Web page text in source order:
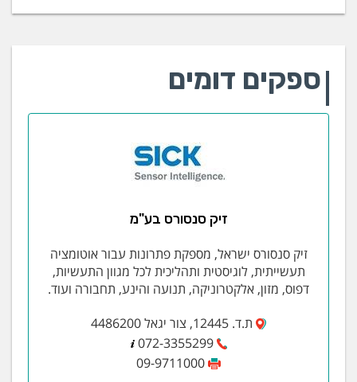
ספקים דומים
זיק סנסורס בע"מ
זיק סנסורס ישראל, מספקת פתרונות עבור אוטומציה
תעשייתית, לוגיסטית ותהליכית לכל מגוון התעשיות,
דפוס, מזון, אלקטרוניקה, תנועה והינע, תחבורה ועוד.
ת.ד. 12445, צור יגאל 4486200
072-3355299
09-9711000